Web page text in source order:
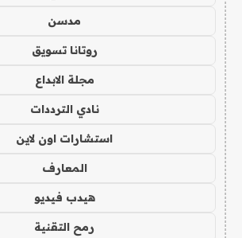
مدسن
روتانا تسويق
مجلة الابداع
نادي الترددات
استشارات اون لاين
المعارف
هيدب فيديو
رمح التقنية